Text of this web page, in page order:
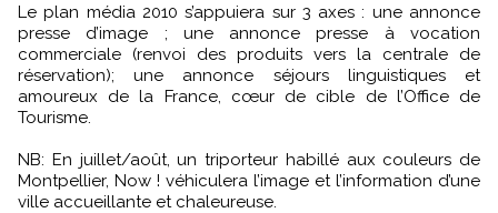
Le plan média 2010 s’appuiera sur 3 axes : une annonce
presse d’image ; une annonce presse à vocation
commerciale (renvoi des produits vers la centrale de
réservation); une annonce séjours linguistiques et
amoureux de la France, cœur de cible de l’Office de
Tourisme.
NB: En juillet/août, un triporteur habillé aux couleurs de
Montpellier, Now ! véhiculera l’image et l’information d’une
ville accueillante et chaleureuse.